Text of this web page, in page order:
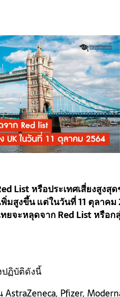
List หรือประเทศเสี่ยงสูงสุ
มสูงขึ้น แต่ในวันที่ 11 ตุลาคม
ยจะหลุดจาก Red List หรือก
ปฏิบัติดังนี้
Pfizer,